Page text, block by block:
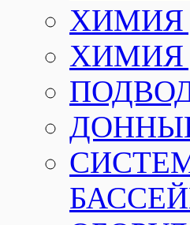
ХИМИЯ
ХИМИЯ